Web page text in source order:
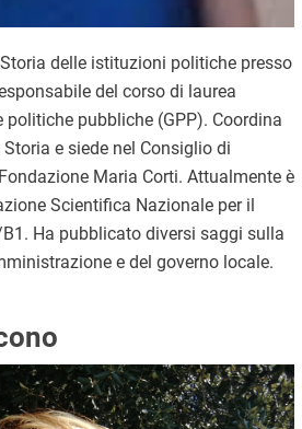
delle istituzioni politiche presso
del corso di laurea
politiche pubbliche (GPP). Coordina
e siede nel Consiglio di
Maria Corti. Attualmente è
Scientifica Nazionale per il
Ha pubblicato diversi saggi sulla
e del governo locale.